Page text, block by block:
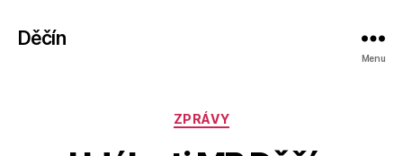
Děčín
Menu
Rubriky
ZPRÁVY
t